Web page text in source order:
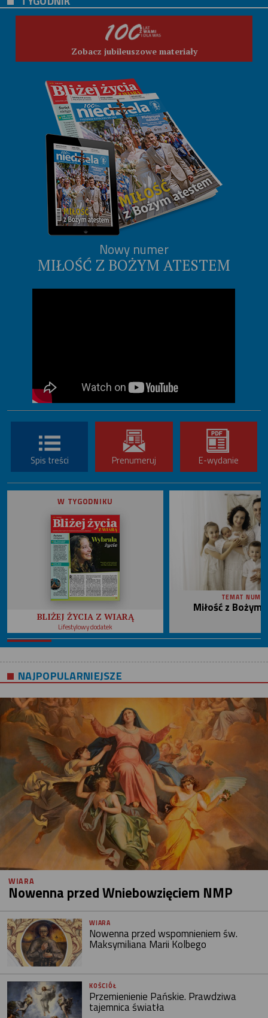
Zobacz jubileuszowe materiały
Nowy numer
MIŁOŚĆ Z BOŻYM ATESTEM
Spis treści Prenumeruj E-wydanie
W TYGODNIKU
BLIŻEJ ŻYCIA Z WIARĄ
Lifestylowy dodatek
TEMAT
Miłość z
NAJPOPULARNIEJSZE
WIARA
Nowenna przed Wniebowzięciem NMP
WIARA
Nowenna przed wspomnieniem św.
Maksymiliana Marii Kolbego
KOŚCIÓŁ
Przemienienie Pańskie. Prawdziwa
tajemnica światła